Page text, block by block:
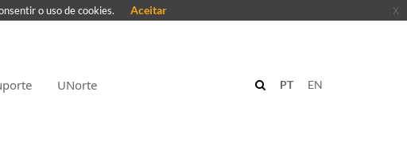
UNorte EN
PT
o uso de cookies. Aceitar x